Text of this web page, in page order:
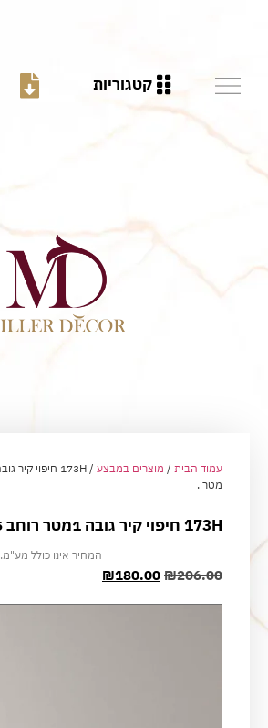
קטגוריות
עמוד הבית / מוצרים במבצע
מטר .
173H חיפוי קיר גובה 1מטר רוחב 0.5 מטר .
₪206.00
₪180.00
המחיר אינו כולל מע"מ.